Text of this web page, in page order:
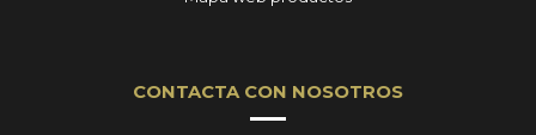
CONTACTA CON NOSOTROS